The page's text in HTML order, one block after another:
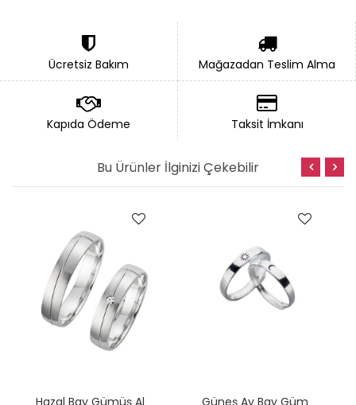
Ücretsiz Bakım Mağazadan Teslim Alma
Kapıda Ödeme Taksit İmkanı
Bu Ürünler İlginizi Çekebilir